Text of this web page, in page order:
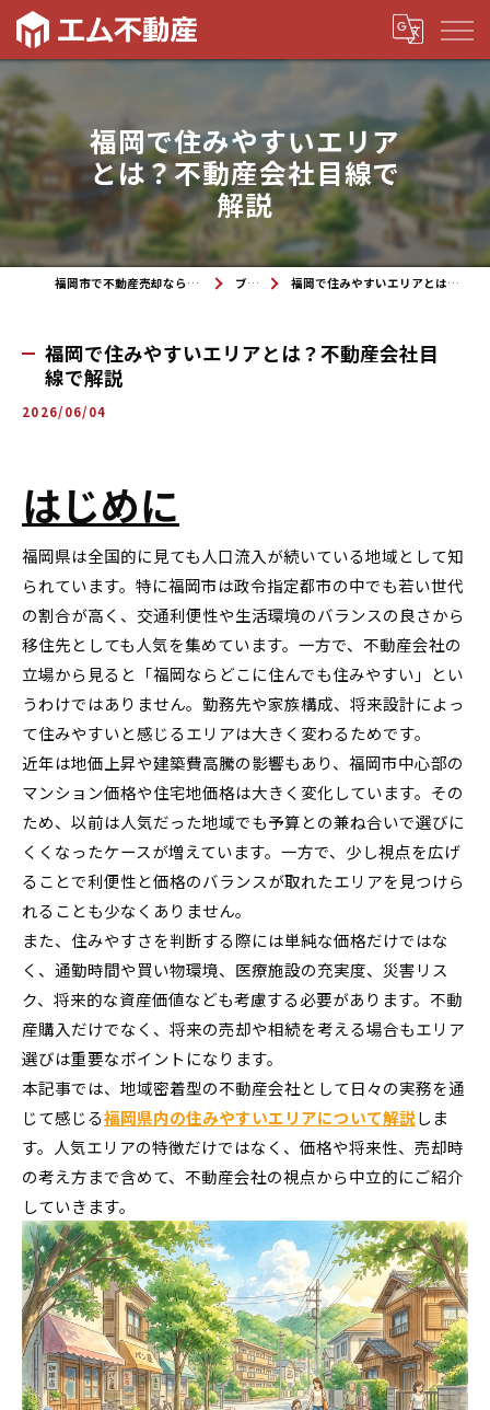
福岡で住みやすいエリア
とは？不動産会社目線で
解説
福岡市で不動産売却なら株式会社エム不動産 ブログ 福岡で住みやすいエリアとは？不動産会社目線で解説
福岡で住みやすいエリアとは？不動産会社目
線で解説
2026/06/04
はじめに
福岡県は全国的に見ても人口流入が続いている地域として知
られています。特に福岡市は政令指定都市の中でも若い世代
の割合が高く、交通利便性や生活環境のバランスの良さから
移住先としても人気を集めています。一方で、不動産会社の
立場から見ると「福岡ならどこに住んでも住みやすい」とい
うわけではありません。勤務先や家族構成、将来設計によっ
て住みやすいと感じるエリアは大きく変わるためです。
近年は地価上昇や建築費高騰の影響もあり、福岡市中心部の
マンション価格や住宅地価格は大きく変化しています。その
ため、以前は人気だった地域でも予算との兼ね合いで選びに
くくなったケースが増えています。一方で、少し視点を広げ
ることで利便性と価格のバランスが取れたエリアを見つけら
れることも少なくありません。
また、住みやすさを判断する際には単純な価格だけではな
く、通勤時間や買い物環境、医療施設の充実度、災害リス
ク、将来的な資産価値なども考慮する必要があります。不動
産購入だけでなく、将来の売却や相続を考える場合もエリア
選びは重要なポイントになります。
本記事では、地域密着型の不動産会社として日々の実務を通
じて感じる福岡県内の住みやすいエリアについて解説しま
す。人気エリアの特徴だけではなく、価格や将来性、売却時
の考え方まで含めて、不動産会社の視点から中立的にご紹介
していきます。